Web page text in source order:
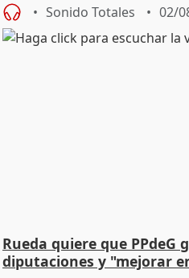
Sonido Totales 02/
Rueda quiere que PPdeG
diputaciones y "mejorar